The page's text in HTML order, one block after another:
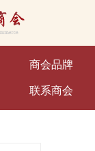
商会品牌
联系商会